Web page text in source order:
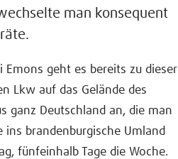
man konsequent
geht es bereits zu dieser
Lkw auf das Gelände des
ganz Deutschland an, die man
brandenburgische Umland
fünfeinhalb Tage die Woche.